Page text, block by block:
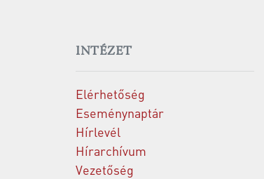
INTÉZET
Elérhetőség
Eseménynaptár
Hírlevél
Hírarchívum
Vezetőség